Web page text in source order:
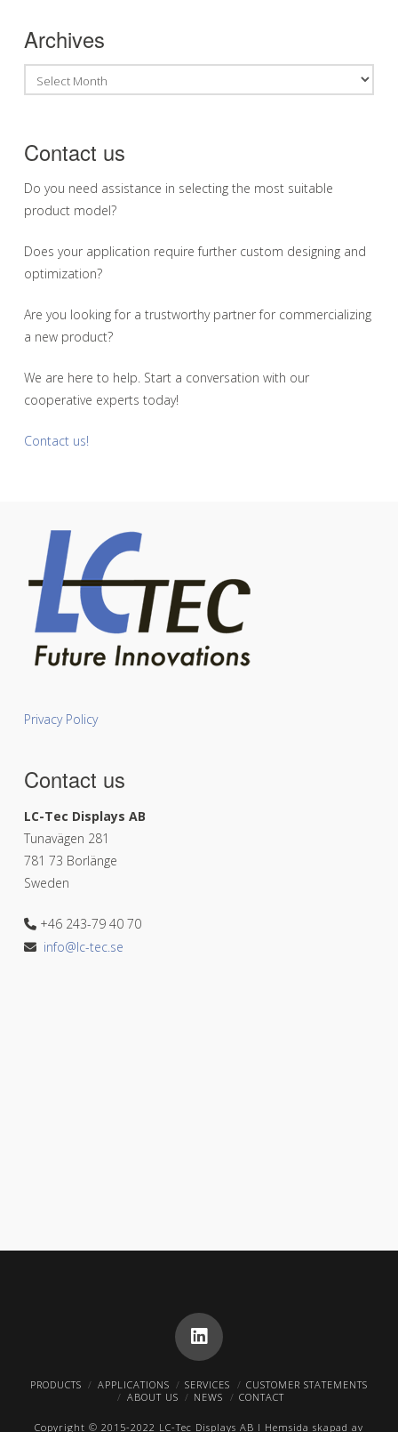
Archives
Archives
Contact us
Do you need assistance in selecting the most suitable
product model?
Does your application require further custom designing and
optimization?
Are you looking for a trustworthy partner for commercializing
a new product?
We are here to help. Start a conversation with our
cooperative experts today!
Contact us!
Privacy Policy
Contact us
LC-Tec Displays AB
Tunavägen 281
781 73 Borlänge
Sweden
+46 243-79 40 70
info@lc-tec.se
PRODUCTS APPLICATIONS SERVICES
CUSTOMER STATEMENTS
ABOUT US
NEWS CONTACT
Copyright © 2015-2022 LC-Tec Displays AB I Hemsida skapad av